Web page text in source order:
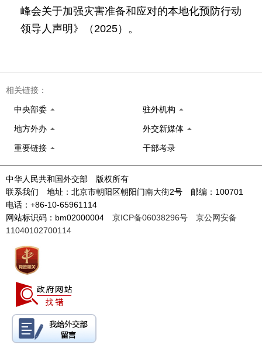
峰会关于加强灾害准备和应对的本地化预防行动
领导人声明》（2025）。
相关链接：
中央部委 驻外机构
地方外办 外交新媒体
重要链接 干部考录
中华人民共和国外交部 版权所有
联系我们 地址：北京市朝阳区朝阳门南大街2号 邮编：100701
电话：+86-10-65961114
网站标识码：bm02000004 京ICP备06038296号
京公网安备
11040102700114